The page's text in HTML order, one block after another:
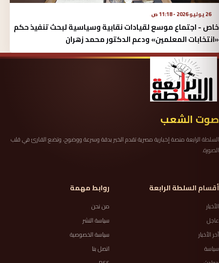
26 يوليو 2026 - 11:18 ص
خاص - اجتماع موسع لقيادات نقابية وسياسية لبحث تنفيذ حكم
«انتخابات المعلمين» ودعم الدكتور محمد زهران
صوت الشعب
السلطة الرابعة منصة إخبارية مصرية تقدم الخبر بدقة وسرعة ووضوح، وتضع القارئ في قلب
الصورة.
أقسام السلطة الرابعة
الأخبار
عاجل
آخر الأخبار
سياسة
روابط مهمة
من نحن
سياسة النشر
سياسة الخصوصية
اتصل بنا